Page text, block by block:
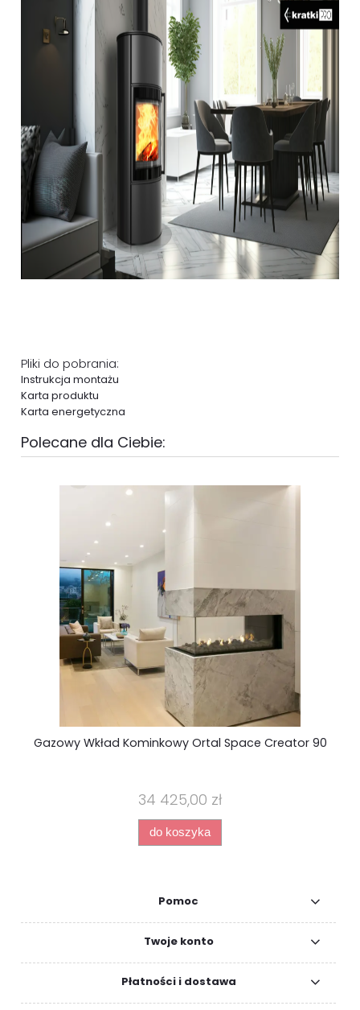
Pliki do pobrania:
Instrukcja montażu
Karta produktu
Karta energetyczna
Polecane dla Ciebie:
Gazowy Wkład Kominkowy Ortal Space Creator 90
34 425,00 zł
do koszyka
Pomoc
Twoje konto
Płatności i dostawa